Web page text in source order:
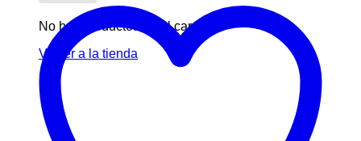
No hay productos en el carrito.
Volver a la tienda